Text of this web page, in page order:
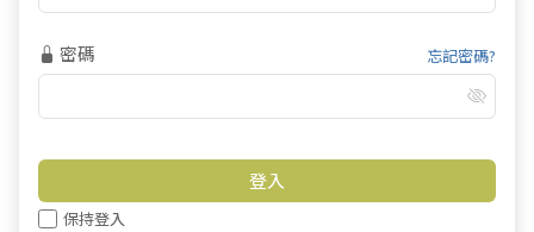
密碼 忘記密碼?
保持登入